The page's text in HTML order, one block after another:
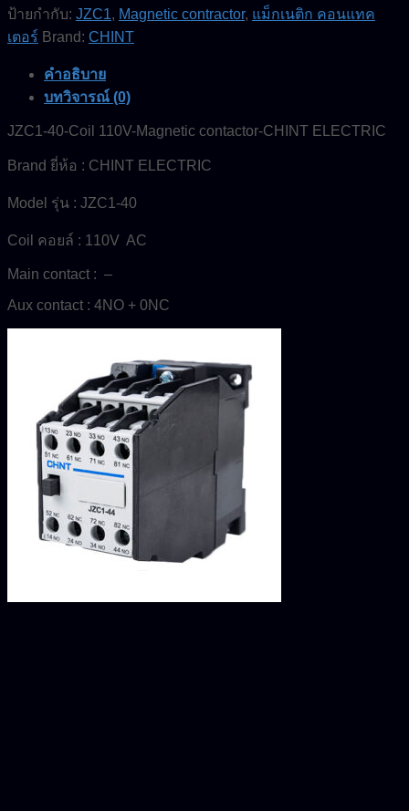
ป้ายกำกับ: JZC1, Magnetic contractor, แม็กเนติก คอนแทค
เตอร์ Brand: CHINT
คำอธิบาย
บทวิจารณ์ (0)
JZC1-40-Coil 110V-Magnetic contactor-CHINT ELECTRIC
Brand ยี่ห้อ : CHINT ELECTRIC
Model รุ่น : JZC1-40
Coil คอยล์ : 110V AC
Main contact : –
Aux contact : 4NO + 0NC